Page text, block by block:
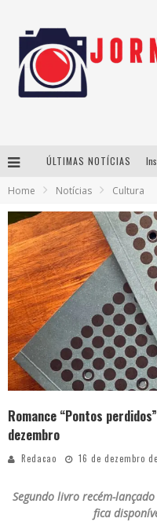
ÚLTIMAS NOTÍCIAS
Home Notícias Cultura
Romance “Pontos
dezembro
Redacao 16 de dezembro
Segundo livro recém-
fica